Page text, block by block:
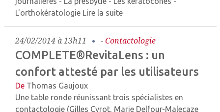
L'orthokératologie Lire la suite
24/02/2014 à 13h11 -Contactologie
COMPLETE®RevitaLens : un
confort attesté par les utilisateurs
De Thomas Gaujoux
Une table ronde réunissant trois spécialistes en
contactologie (Gilles Cyrot, Marie Delfour-Malecaze